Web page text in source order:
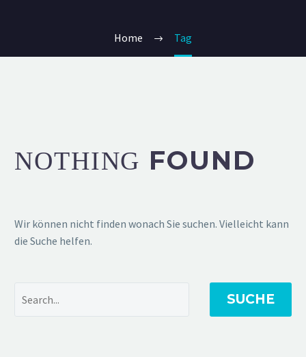
Home Tag
NOTHING FOUND
Wir können nicht finden wonach Sie suchen. Vielleicht kann
die Suche helfen.
SUCHE